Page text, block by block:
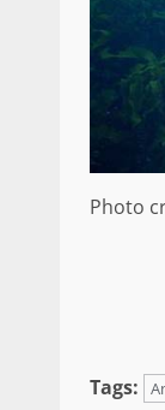
Photo
Tags: